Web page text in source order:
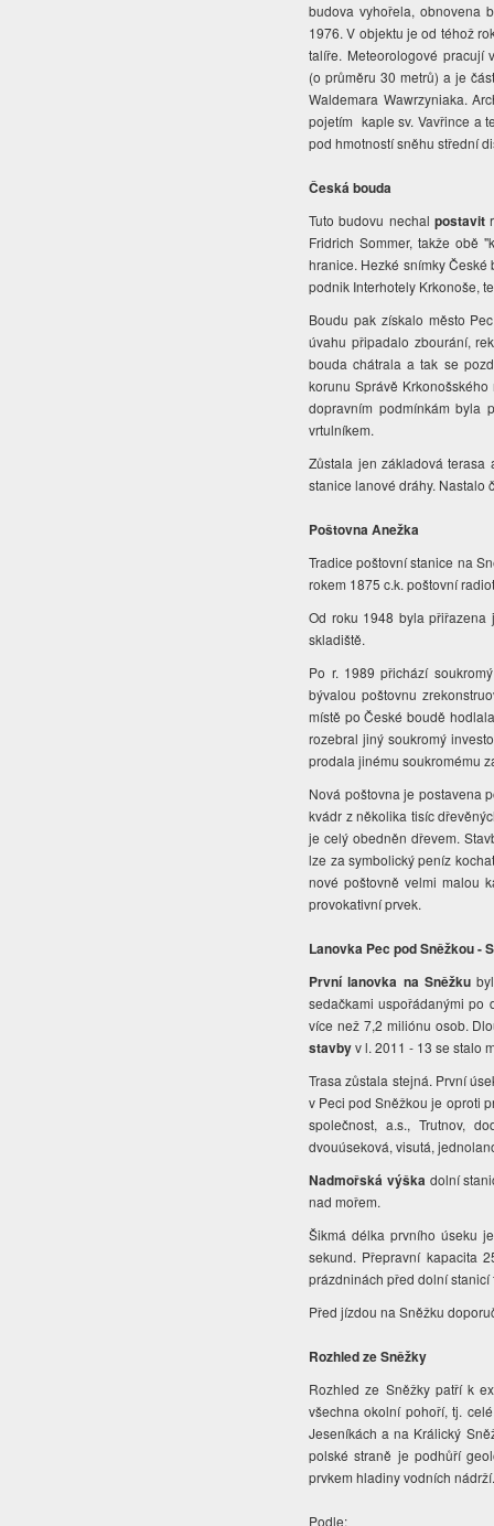
budova vyhořela, obnovena
1976. V objektu je od téhož
talíře. Meteorologové pracují
(o průměru 30 metrů) a je
Waldemara Wawrzyniaka.
pojetím kaple sv. Vavřince a
pod hmotností sněhu střední
Česká bouda
Tuto budovu nechal postavit
Fridrich Sommer, takže obě
hranice. Hezké snímky
podnik Interhotely Krkonoše,
Boudu pak získalo město
úvahu připadalo zbourání,
bouda chátrala a tak se
korunu Správě
dopravním podmínkám byla
vrtulníkem.
Zůstala jen základová
stanice lanové dráhy. Nastalo
Poštovna Anežka
Tradice poštovní stanice na
rokem 1875 c.k. poštovní
Od roku 1948 byla
skladiště.
Po r. 1989 přichází
bývalou poštovnu
místě po České boudě
rozebral jiný soukromý
prodala jinému soukromému
Nová poštovna je postavena
kvádr z několika tisíc
je celý obedněn dřevem.
lze za symbolický peníz
nové poštovně velmi malou
provokativní prvek.
Lanovka Pec pod Sněžkou -
První lanovka na Sněžku
sedačkami uspořádanými po
více než 7,2 miliónu osob.
stavbyv l. 2011 - 13 se stalo
Trasa zůstala stejná. První
v Peci pod Sněžkou je oproti
společnost, a.s., Trutnov,
dvouúseková, visutá,
Nadmořská výška dolní
nad mořem.
Šikmá délka prvního úseku
sekund. Přepravní kapacita
prázdninách před dolní
Před jízdou na Sněžku
Rozhled ze Sněžky
Rozhled ze Sněžky patří k
všechna okolní pohoří, tj.
Jeseníkách a na Králický
polské straně je podhůří
prvkem hladiny vodních
Podle: